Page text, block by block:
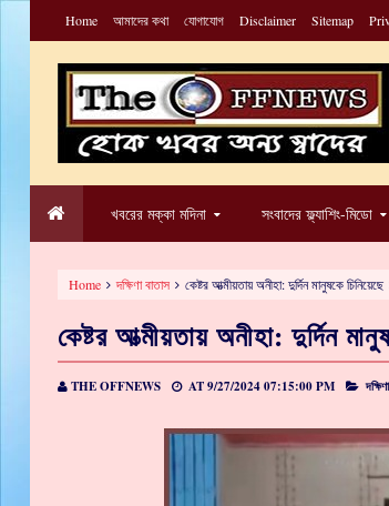
Home আমাদের কথা যোগাযোগ Disclaimer Sitemap
খবরের মক্কা মদিনা সংবাদের ফ্ল্যাশিং-মিডো
Home দক্ষিণা বাতাস কেষ্টর আত্মীয়তায় অনীহা: দুর্দিন মানুষকে চিনিয়েছে
কেষ্টর আত্মীয়তায় অনীহা: দুর্দিন
THE OFFNEWS AT9/27/2024 07:15:00 PM